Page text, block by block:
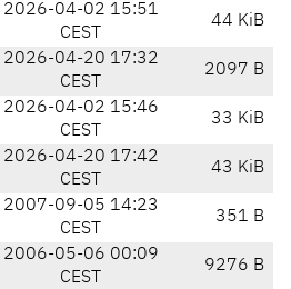
2026-04-02 15:51
CEST
44 KiB
2026-04-20 17:32
CEST
2097 B
2026-04-02 15:46
CEST
33 KiB
2026-04-20 17:42
CEST
43 KiB
2007-09-05 14:23
CEST
351 B
2006-05-06 00:09
CEST
9276 B